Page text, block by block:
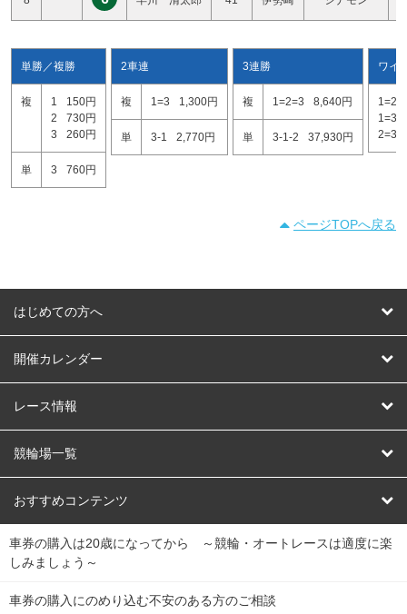
単勝／複勝
複 1
150円
2
730円
3
260円
単 3 760円
2車連
複 1=3 1,300円
単 3-1 2,770円
3連勝
複 1=2=3 8,640円
単 3-1-2 37,930円
ワイ
1=2
1=3
2=3
ページTOPへ戻る
はじめての方へ
はじめての方へ
開催カレンダー
競輪
オートレース
競輪くじ
Dokanto!
チャリロトプラザ
レース情報
レース予想
レース結果
キャリーオーバー一覧
競輪場一覧
北日本 函館競輪場
関
東
弥彦競輪場 前橋競輪場 取手競輪場 宇都宮競輪場
おすすめコンテンツ
競輪選手情報
Perfecta Navi
車券の購入は20歳になってから ～競輪・オートレースは適度に楽
しみましょう～
車券の購入にのめり込む不安のある方のご相談